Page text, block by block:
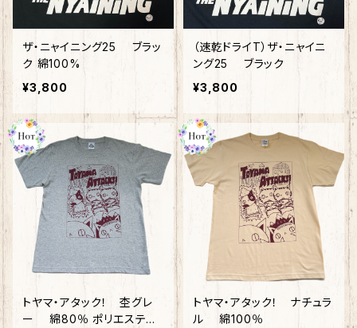
ザ・ニャイニング25 ブラッ
ク 綿100%
¥3,800
（速乾ドライT）ザ・ニャイニ
ング25 ブラック
¥3,800
トヤマ・アタック！ 杢グレ
ー 綿80％ ポリエステル2
トヤマ・アタック！ ナチュラ
ル 綿100％